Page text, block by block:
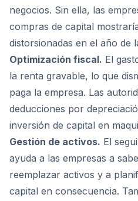
negocios. Sin ella, las
compras de capital
distorsionadas en el año de
Optimización fiscal. El
la renta gravable, lo que
paga la empresa. Las
deducciones por
inversión de capital en
Gestión de activos. El
ayuda a las empresas a
reemplazar activos y a
capital en consecuencia.